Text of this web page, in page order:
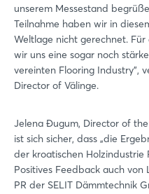
unserem Messestand
Teilnahme haben wir in
Weltlage nicht gerechnet.
wir uns eine sogar noch
vereinten Flooring Industry",
Director of Välinge.
Jelena Đugum, Director of
ist sich sicher, dass „die
der kroatischen Holzindustrie
Positives Feedback auch
PR der SELIT Dämmtechnik